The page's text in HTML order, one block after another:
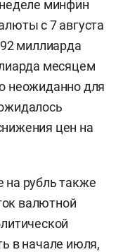
минфин
с 7 августа
миллиарда
месяцем
неожиданно для
цен на
на рубль также
валютной
в начале июля,